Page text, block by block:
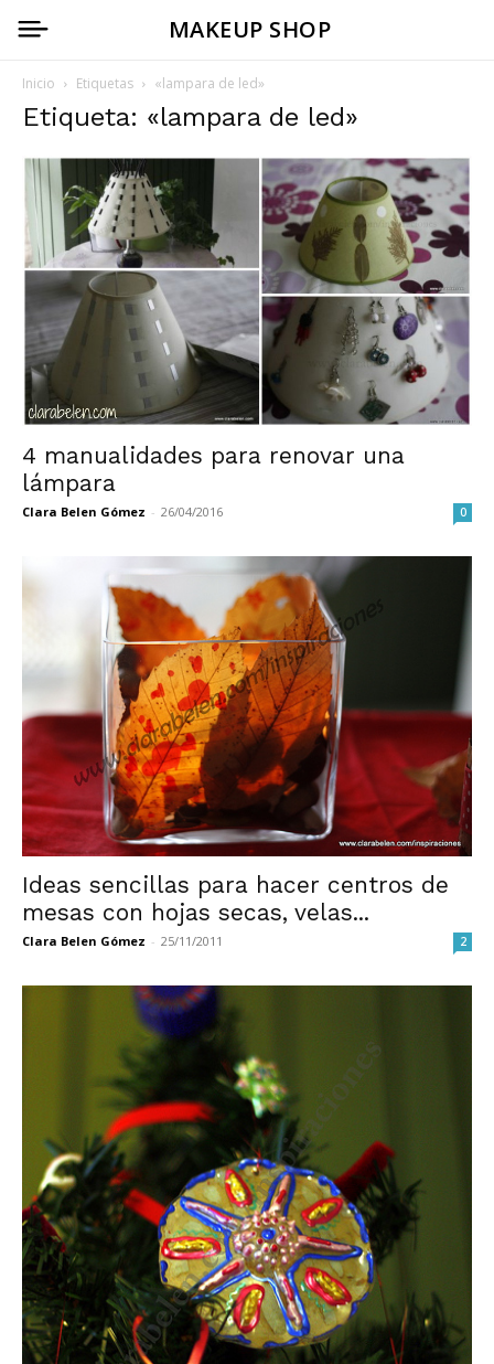
MAKEUP SHOP
Inicio Etiquetas «lampara de led»
Etiqueta: «lampara de led»
4 manualidades para renovar una
lámpara
Clara Belen Gómez - 26/04/2016 0
Ideas sencillas para hacer centros de
mesas con hojas secas, velas...
Clara Belen Gómez - 25/11/2011 2